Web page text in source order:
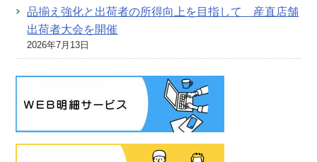
品揃え強化と出荷者の所得向上を目指して 産直店舗
出荷者大会を開催
2026年7月13日